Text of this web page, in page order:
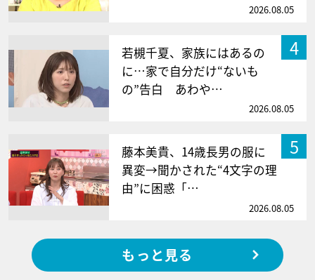
2026.08.05
4
若槻千夏、家族にはあるの
に…家で自分だけ“ないも
の”告白 あわや…
2026.08.05
5
藤本美貴、14歳長男の服に
異変→聞かされた“4文字の理
由”に困惑「…
2026.08.05
もっと見る